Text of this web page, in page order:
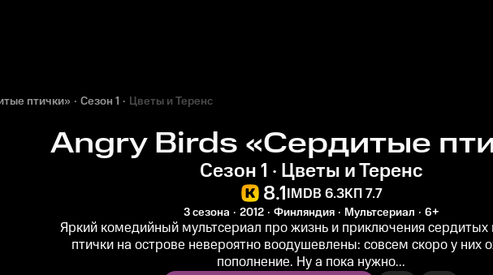
птички» Сезон 1 Цветы и Теренс
Angry Birds «Сердитые
Сезон 1 · Цветы и Теренс
8.1IMDB 6.3КП 7.7
3 сезона 2012 Финляндия Мультсериал 6+
Яркий комедийный мультсериал про жизнь и приключения сердитых
птички на острове невероятно воодушевлены: совсем скоро у них
пополнение. Ну а пока нужно...